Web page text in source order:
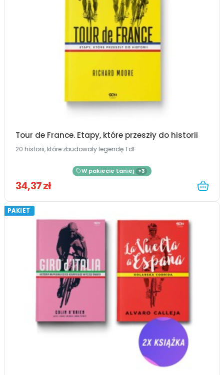
Tour de France. Etapy, które przeszły do historii
20 historii, które zbudowały legendę TdF
W pakiecie taniej +3
34,37 zł
PAKIET